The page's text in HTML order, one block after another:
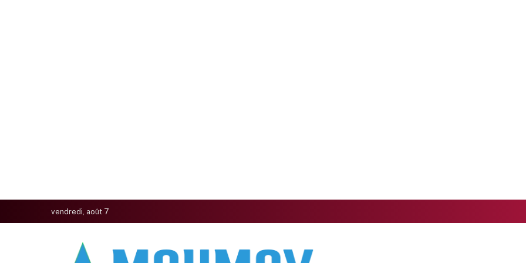
vendredi, août 7